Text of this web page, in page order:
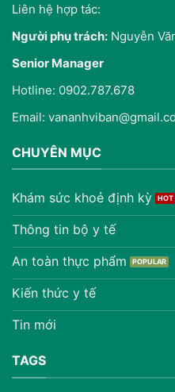
Liên hệ hợp tác:
Người phụ trách: Nguyễn
Senior Manager
Hotline: 0902.787.678
Email:
CHUYÊN MỤC
Khám sức khoẻ định kỳ
Thông tin bộ y tế
An toàn thực phẩm
Kiến thức y tế
Tin mới
TAGS